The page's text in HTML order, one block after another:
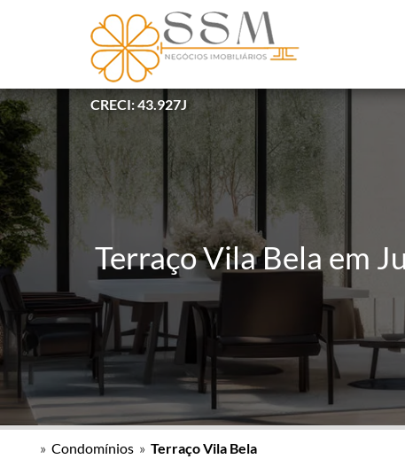
CRECI: 43.927J
Terraço Vila Bela em
» Condomínios » Terraço Vila Bela